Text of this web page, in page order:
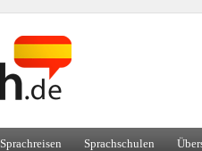
Sprachreisen Sprachschulen